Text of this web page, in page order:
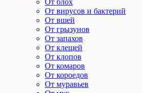
От вирусов и бактерий
От вшей
От грызунов
От запахов
От клещей
От клопов
От комаров
От короедов
От муравьев